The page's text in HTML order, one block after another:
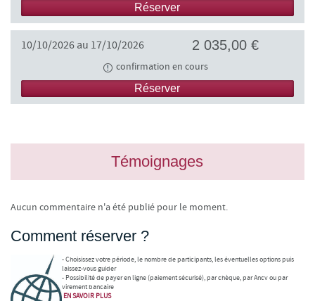
Témoignages
Aucun commentaire n'a été publié pour le moment.
Comment réserver ?
- Choisissez votre période, le nombre de participants, les éventuelles options puis
laissez-vous guider
- Possibilité de payer en ligne (paiement sécurisé), par chèque, par Ancv ou par
virement bancaire
EN SAVOIR PLUS
Réserver
10/10/2026 au 17/10/2026 2 035,00 €
confirmation en cours
Réserver